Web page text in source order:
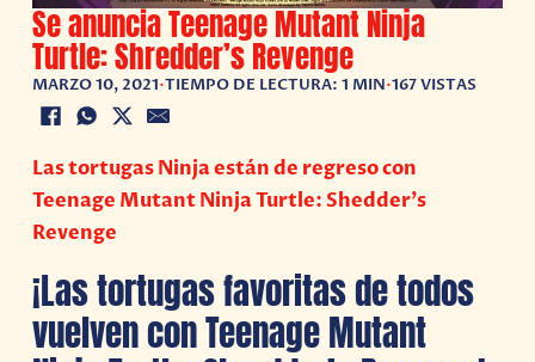
Se anuncia Teenage Mutant Ninja
Turtle: Shredder’s Revenge
MARZO 10, 2021•TIEMPO DE LECTURA: 1 MIN•167 VISTAS
Las tortugas Ninja están de regreso con
Teenage Mutant Ninja Turtle: Shedder’s
Revenge
¡Las tortugas favoritas de todos
vuelven con Teenage Mutant